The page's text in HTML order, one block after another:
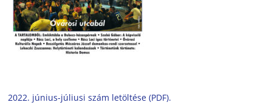
2022. június-júliusi szám letöltése (PDF).